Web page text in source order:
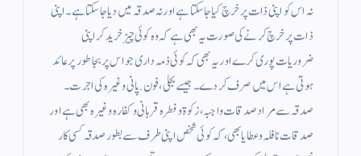
نہ اس کو اپنی ذات پر خرچ کیا جاسکتا ہے اور نہ صدقہ میں دیا جا سکتا ہے ۔ اپنی
ذات پر خرچ کرنے کی صورت یہ بھی ہے کہ وہ کوئی چیز خرید کر اپنی
ضروریات پوری کرے اور یہ بھی کہ کوئی ذمہ داری جو اس پر بجا طور پر عائد
ہوتی ہے اس میں صرف کر دے ۔ جیسے بجلی ، فون . پانی وغیرہ کی اجرت ۔
صدقہ سے مراد صدقات واجبہ ، زکوة و فطرہ قربانی و کفارہ وغیرہ بھی ہے اور
صدقات نافلہ و عطایا بھی ، کہ کوئی شخص اپنی طرف سے بطور صدقہ کسی کار